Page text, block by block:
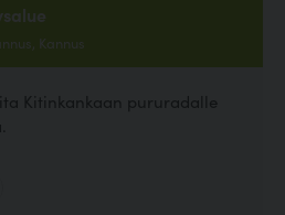
Kannus
Kitinkankaan pururadalle